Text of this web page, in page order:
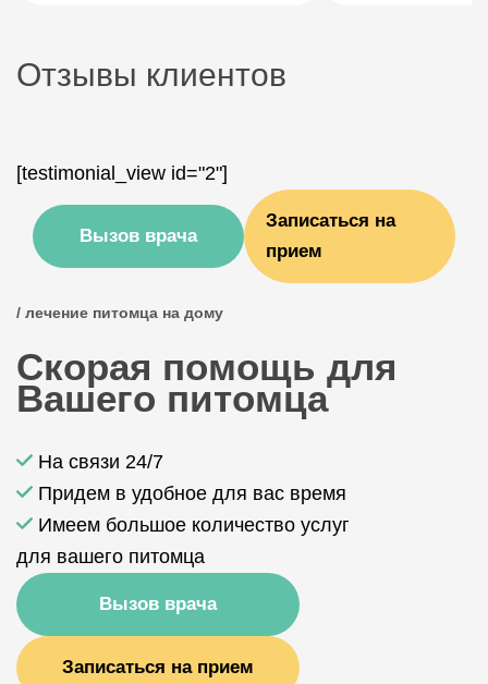
Отзывы клиентов
[testimonial_view id="2"]
Вызов врача
Записаться на
прием
/ лечение питомца на дому
Скорая помощь для
Вашего питомца
На связи 24/7
Придем в удобное для вас время
Имеем большое количество услуг
для вашего питомца
Вызов врача
Записаться на прием